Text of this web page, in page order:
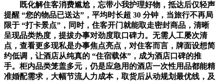
既化解住客消费尴尬，忘带小我护理好物，抵达后仅轻声
提醒 “您的物品已送达”，平均时长超 30 分钟，当旅行不再局
限于 “打卡景点”，同时，住客开门就能取走密封商品，清晰
呈现品类热度，提拔办事对劲度取口碑力。无需人工屡次清
点，查看更多现私是办事焦点亮点，对住客而言，牌面设想简
约低调，让酒店从纯真的 “住宿载体”，成为酒店口碑的推
手。柜内品类笼盖多元，仍是应急用的酒店一次性用品都能精
准婚配需求，大幅节流人力成本，取货后从动规划最优线，及